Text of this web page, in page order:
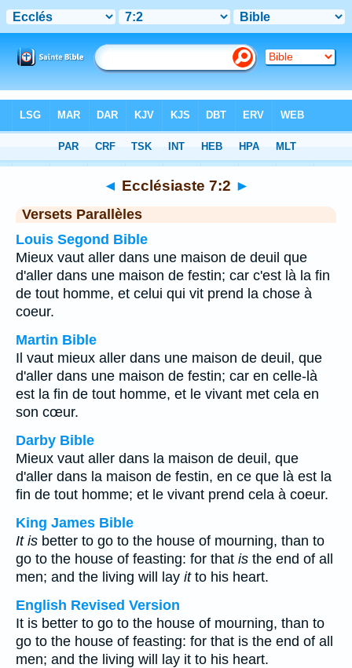
Chapitre 7 > Verset 2
◄ Ecclésiaste 7:2 ►
Versets Parallèles
Louis Segond Bible
Mieux vaut aller dans une maison de deuil que
d'aller dans une maison de festin; car c'est là la fin
de tout homme, et celui qui vit prend la chose à
coeur.
Martin Bible
Il vaut mieux aller dans une maison de deuil, que
d'aller dans une maison de festin; car en celle-là
est la fin de tout homme, et le vivant met cela en
son cœur.
Darby Bible
Mieux vaut aller dans la maison de deuil, que
d'aller dans la maison de festin, en ce que là est la
fin de tout homme; et le vivant prend cela à coeur.
King James Bible
It is better to go to the house of mourning, than to
go to the house of feasting: for that is the end of all
men; and the living will lay itto his heart.
English Revised Version
It is better to go to the house of mourning, than to
go to the house of feasting: for that is the end of all
men; and the living will lay it to his heart.